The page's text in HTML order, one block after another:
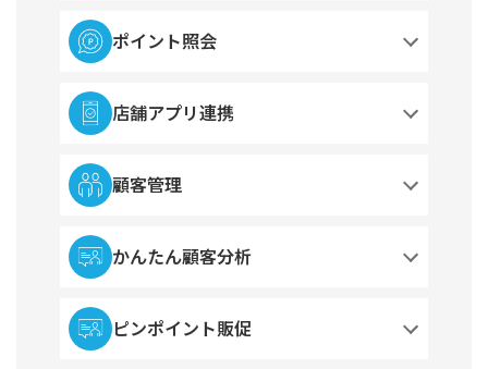
ポイント照会
店舗アプリ連携
顧客管理
かんたん顧客分析
ピンポイント販促